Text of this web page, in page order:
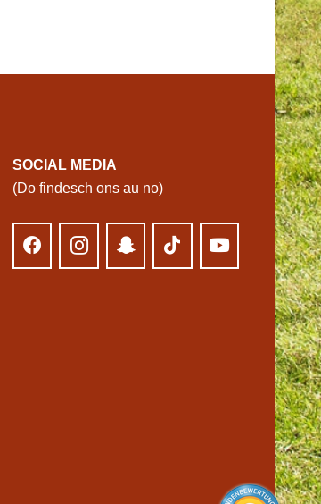
SOCIAL MEDIA
(Do findesch ons au no)